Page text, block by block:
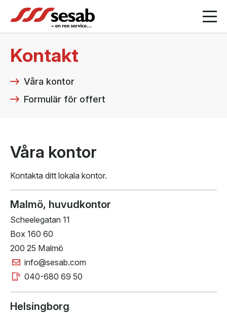
Kontakt
Våra kontor
Formulär för offert
Våra kontor
Kontakta ditt lokala kontor.
Malmö, huvudkontor
Scheelegatan 11
Box 160 60
200 25 Malmö
info@sesab.com
040-680 69 50
Helsingborg